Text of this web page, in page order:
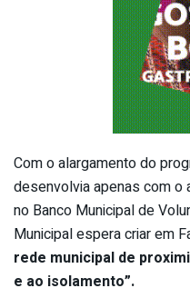
Com o alargamento do
desenvolvia apenas com
no Banco Municipal de
Municipal espera criar em
rede municipal de
e ao isolamento”.